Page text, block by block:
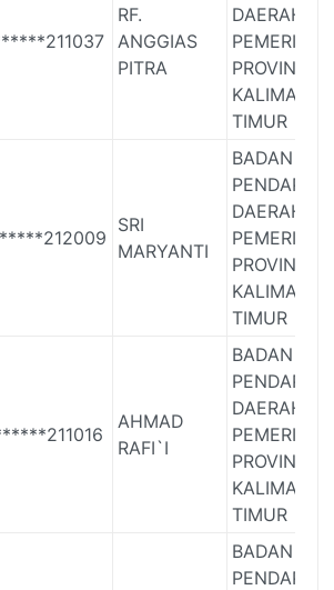
RF.
ANGGIAS
PITRA
DAERAH
PROVINSI
TIMUR
SRI
MARYANTI
BADAN
DAERAH
PROVINSI
TIMUR
AHMAD
RAFI`I
BADAN
DAERAH
PROVINSI
TIMUR
BADAN